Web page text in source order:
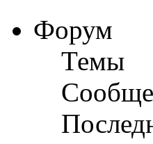
Форум
Темы